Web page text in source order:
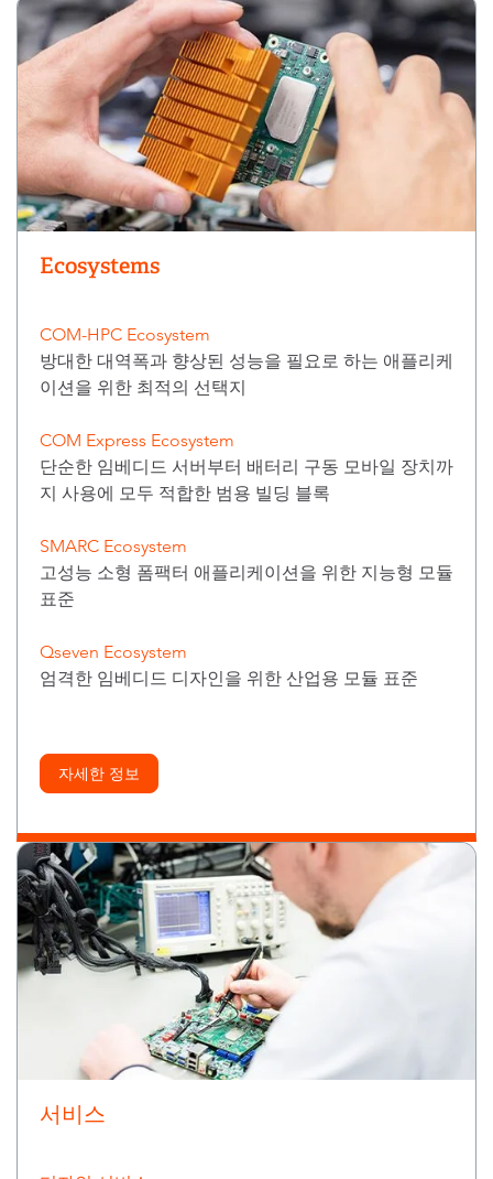
Ecosystems
COM-HPC Ecosystem
방대한 대역폭과 향상된 성능을 필요로 하는 애플리케
이션을 위한 최적의 선택지
COM Express Ecosystem
단순한 임베디드 서버부터 배터리 구동 모바일 장치까
지 사용에 모두 적합한 범용 빌딩 블록
SMARC Ecosystem
고성능 소형 폼팩터 애플리케이션을 위한 지능형 모듈
표준
Qseven Ecosystem
엄격한 임베디드 디자인을 위한 산업용 모듈 표준
자세한 정보
서비스